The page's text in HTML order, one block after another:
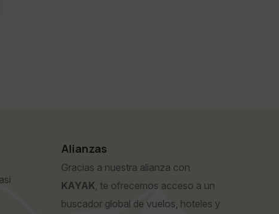
Alianzas
Gracias a nuestra alianza con
KAYAK, te ofrecemos acceso a un
buscador global de vuelos, hoteles y